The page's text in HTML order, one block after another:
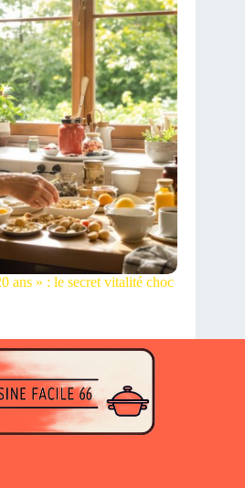
ans » : le secret vitalité choc